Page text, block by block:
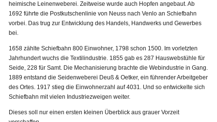
heimische Leinenweberei. Zeitweise wurde auch Hopfen angebaut. Ab
1692 führte die Postkutschenlinie von Neuss nach Venlo an Schiefbahn
vorbei. Das trug zur Entwicklung des Handels, Handwerks und Gewerbes
bei.
1658 zählte Schiefbahn 800 Einwohner, 1798 schon 1500. Im vorletzten
Jahrhundert wuchs die Textilindustrie. 1855 gab es 287 Hauswebstühle für
Seide, 228 für Samt. Die Mechanisierung brachte die Webindustrie in Gang.
1889 entstand die Seidenweberei Deuß & Oetker, ein führender Arbeitgeber
des Ortes. 1917 stieg die Einwohnerzahl auf 4031. Und so entwickelte sich
Schiefbahn mit vielen Industriezweigen weiter.
Dieses soll nur einen ersten kleinen Überblick aus grauer Vorzeit